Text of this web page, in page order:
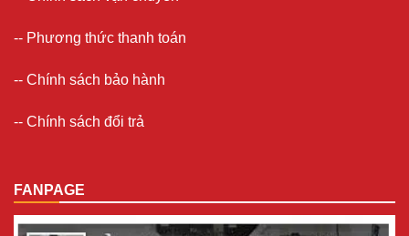
-- Phương thức thanh toán
-- Chính sách bảo hành
-- Chính sách đổi trả
FANPAGE